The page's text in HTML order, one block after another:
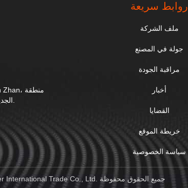
روابط سريعة
ملف الشركة
جولة في المصنع
مراقبة الجودة
أخبار
القضايا
خريطة الموقع
سياسة الخصوصية
الصين جودة جيدة أجهزة تثبيت الأنابيب المورد. حقوق الطبع والنشر © 2024-2025 Shaanxi Peter International Trade Co., Ltd. جميع الحقوق محفوظة